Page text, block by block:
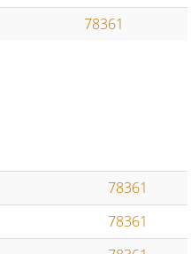
78361
78361
78361